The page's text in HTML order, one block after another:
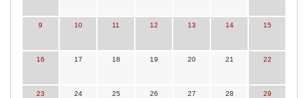
9 10 11 12 13 14 15
16 17 18 19 20 21 22
23 24 25 26 27 28 29